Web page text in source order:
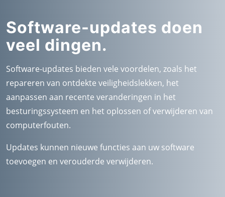
Software-updates doen
veel dingen.
Software-updates bieden vele voordelen, zoals het
repareren van ontdekte veiligheidslekken, het
aanpassen aan recente veranderingen in het
besturingssysteem en het oplossen of verwijderen van
computerfouten.
Updates kunnen nieuwe functies aan uw software
toevoegen en verouderde verwijderen.